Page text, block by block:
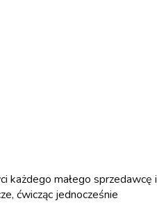
każdego małego sprzedawcę i
ćwicząc jednocześnie